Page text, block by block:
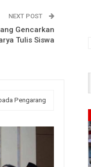
NEXT POST
Gencarkan
Tulis Siswa
Pengarang